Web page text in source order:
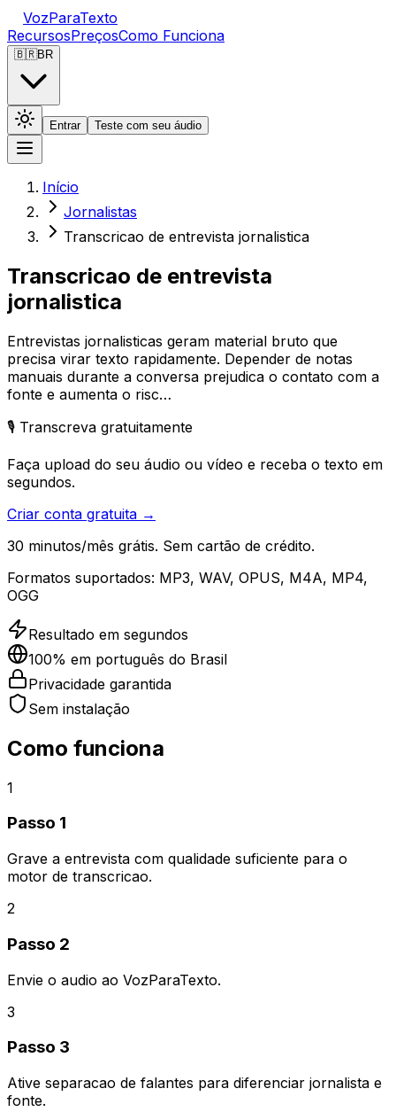
VozParaTexto
RecursosPreçosComo Funciona
🇧🇷BR
Entrar Teste com seu áudio
Início
Jornalistas
Transcricao de entrevista jornalistica
Transcricao de entrevista
jornalistica
Entrevistas jornalisticas geram material bruto que
precisa virar texto rapidamente. Depender de notas
manuais durante a conversa prejudica o contato com a
fonte e aumenta o risc…
🎙️ Transcreva gratuitamente
Faça upload do seu áudio ou vídeo e receba o texto em
segundos.
Criar conta gratuita →
30 minutos/mês grátis. Sem cartão de crédito.
Formatos suportados: MP3, WAV, OPUS, M4A, MP4,
OGG
Resultado em segundos
100% em português do Brasil
Privacidade garantida
Sem instalação
Como funciona
1
Passo 1
Grave a entrevista com qualidade suficiente para o
motor de transcricao.
2
Passo 2
Envie o audio ao VozParaTexto.
3
Passo 3
Ative separacao de falantes para diferenciar jornalista e
fonte.